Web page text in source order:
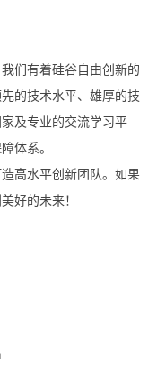
们有着硅谷自由创新的
的技术水平、雄厚的技
及专业的交流学习平
体系。
高水平创新团队。如果
好的未来！